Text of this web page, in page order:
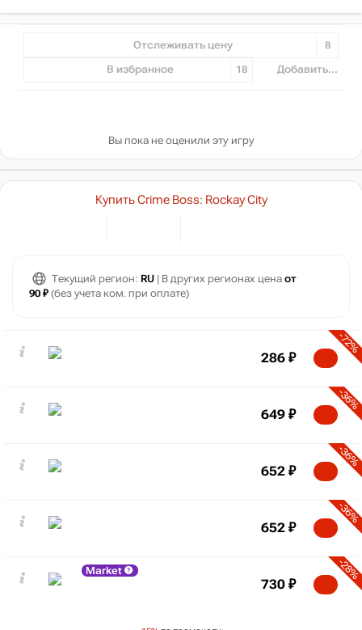
Отслеживать цену 8
В избранное 18 Добавить...
Вы пока не оценили эту игру
Купить Crime Boss: Rockay City
Текущий регион: RU | В других регионах цена от
90 ₽ (без учета ком. при оплате)
-72%
286 ₽
-36%
649 ₽
-36%
652 ₽
-36%
652 ₽
Market -28%
730 ₽